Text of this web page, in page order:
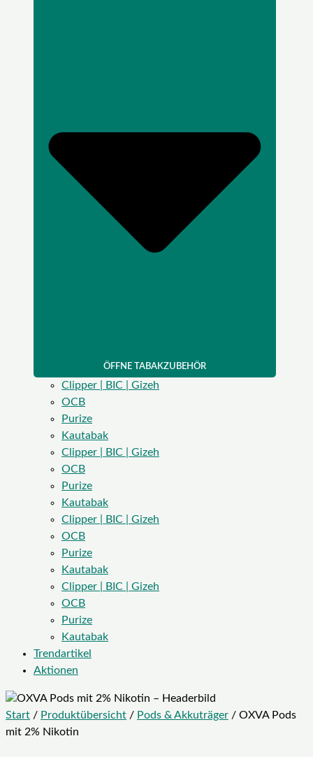
ÖFFNE TABAKZUBEHÖR
Clipper | BIC | Gizeh
OCB
Purize
Kautabak
Clipper | BIC | Gizeh
OCB
Purize
Kautabak
Clipper | BIC | Gizeh
OCB
Purize
Kautabak
Clipper | BIC | Gizeh
OCB
Purize
Kautabak
Trendartikel
Aktionen
Start / Produktübersicht / Pods & Akkuträger / OXVA Pods
mit 2% Nikotin